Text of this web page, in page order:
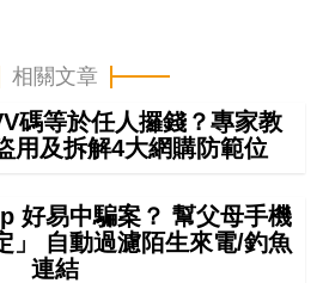
相關文章
碼等於任人攞錢？專家教
用及拆解4大網購防範位
好易中騙案？ 幫父母手機
」 自動過濾陌生來電/釣魚
連結